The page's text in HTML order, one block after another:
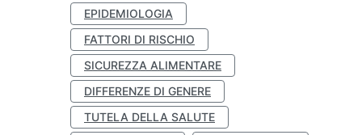
EPIDEMIOLOGIA
FATTORI DI RISCHIO
SICUREZZA ALIMENTARE
DIFFERENZE DI GENERE
TUTELA DELLA SALUTE